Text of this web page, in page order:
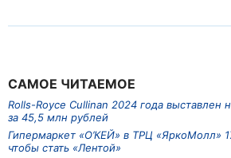
САМОЕ ЧИТАЕМОЕ
Rolls-Royce Cullinan 2024 года выставлен
за 45,5 млн рублей
Гипермаркет «О’КЕЙ» в ТРЦ «ЯркоМолл»
чтобы стать «Лентой»